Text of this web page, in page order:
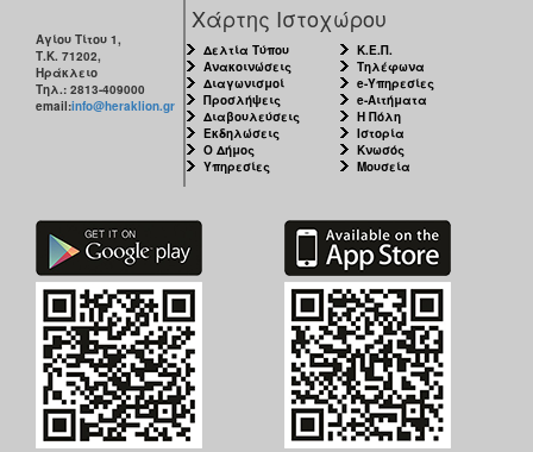
Αγίου Τίτου 1,
Τ.Κ. 71202,
Ηράκλειο
Τηλ.: 2813-409000
email:info@heraklion.gr
Χάρτης Ιστοχώρου
Δελτία Τύπου
Ανακοινώσεις
Διαγωνισμοί
Προσλήψεις
Διαβουλεύσεις
Εκδηλώσεις
Ο Δήμος
Υπηρεσίες
Κ.Ε.Π.
Τηλέφωνα
e-Υπηρεσίες
e-Αιτήματα
Η Πόλη
Ιστορία
Κνωσός
Μουσεία